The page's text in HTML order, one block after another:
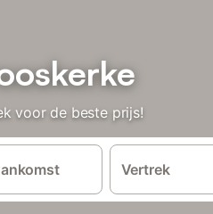
voor de beste prijs!
Vertrek